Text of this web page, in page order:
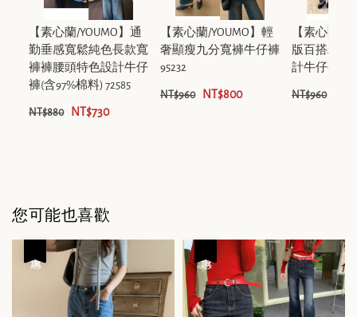
【素心蘭/YOUMO】通
勤垂感寬鬆純色長款寬
褲褲腰頭特色設計牛仔
褲(含97%棉料) 72585
NT$880 NT$730
【素心蘭/YOUMO】輕
奢顯瘦九分寬褲牛仔褲
95232
NT$960 NT$800
【素心蘭/
版百搭精緻
計牛仔褲
NT$960
您可能也喜歡